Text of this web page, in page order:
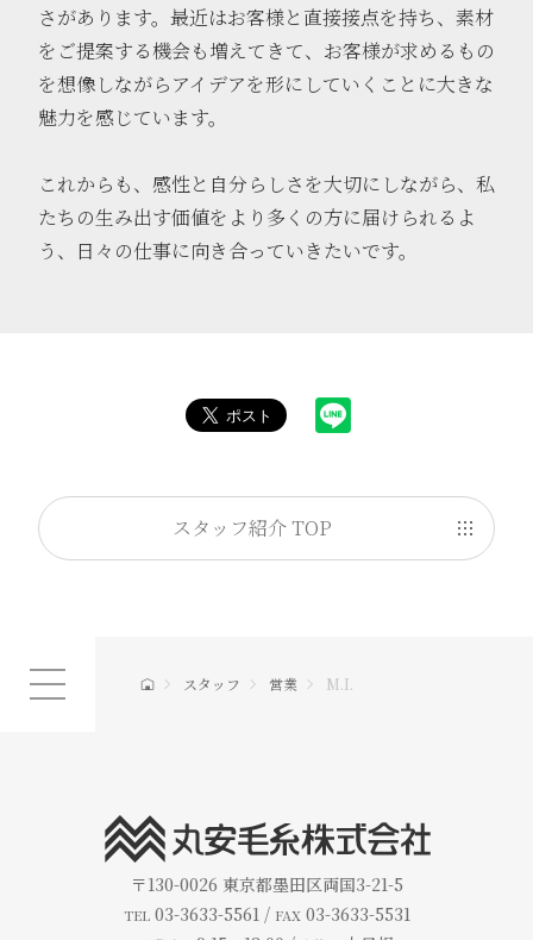
さがあります。最近はお客様と直接接点を持ち、素材
をご提案する機会も増えてきて、お客様が求めるもの
を想像しながらアイデアを形にしていくことに大きな
魅力を感じています。
これからも、感性と自分らしさを大切にしながら、私
たちの生み出す価値をより多くの方に届けられるよ
う、日々の仕事に向き合っていきたいです。
スタッフ紹介 TOP
スタッフ 営業 M.I.
〒130-0026 東京都墨田区両国3-21-5
TEL03-3633-5561 / FAX03-3633-5531